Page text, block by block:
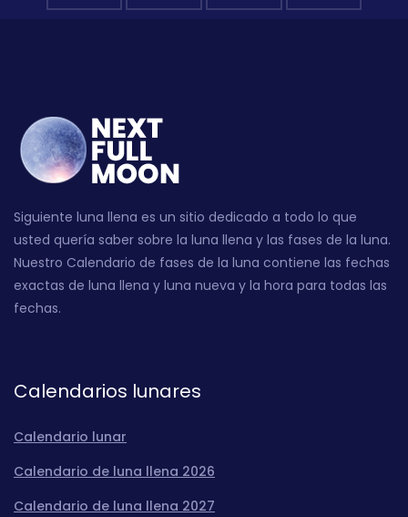
Siguiente luna llena es un sitio dedicado a todo lo que
usted quería saber sobre la luna llena y las fases de la luna.
Nuestro Calendario de fases de la luna contiene las fechas
exactas de luna llena y luna nueva y la hora para todas las
fechas.
Calendarios lunares
Calendario lunar
Calendario de luna llena 2026
Calendario de luna llena 2027